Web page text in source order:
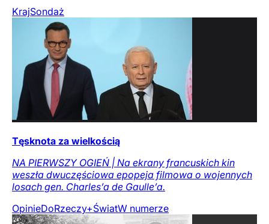
KrajSondaż
Tęsknota za wielkością
NA PIERWSZY OGIEŃ | Na ekrany francuskich kin
weszła dwuczęściowa epopeja filmowa o wojennych
losach gen. Charles’a de Gaulle’a.
OpinieDoRzeczy+ŚwiatW numerze